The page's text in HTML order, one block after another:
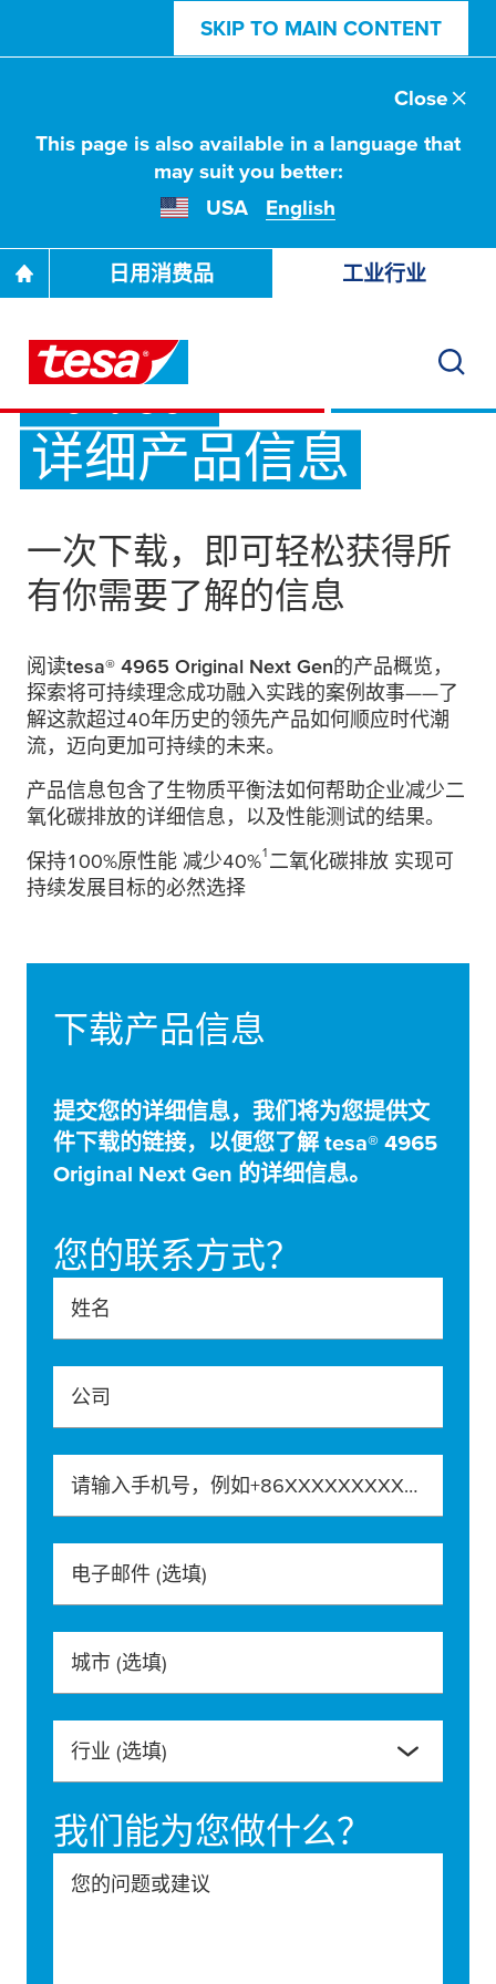
SKIP TO MAIN CONTENT
This page is also available in a language that
may suit you better:
USA
English
Close
日用消费品 工业行业
下载
tesa 4965 Original
Next Gen
详细产品信息
一次下载，即可轻松获得所
有你需要了解的信息
阅读tesa® 4965 Original Next Gen的产品概览，
探索将可持续理念成功融入实践的案例故事——了
解这款超过40年历史的领先产品如何顺应时代潮
流，迈向更加可持续的未来。
产品信息包含了生物质平衡法如何帮助企业减少二
氧化碳排放的详细信息，以及性能测试的结果。
保持100%原性能 减少40%1 二氧化碳排放 实现可
持续发展目标的必然选择
下载产品信息
提交您的详细信息，我们将为您提供文
件下载的链接，以便您了解 tesa® 4965
Original Next Gen 的详细信息。
您的联系方式？
姓名
公司
请输入手机号，例如+86XXXXXXXXXXX
电子邮件 (选填)
城市 (选填)
行业 (选填)
我们能为您做什么？
您的问题或建议